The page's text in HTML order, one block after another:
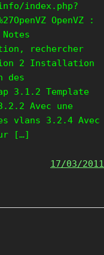
index.php?
OpenVZ :
rechercher
2 Installation
des
3.1.2 Template
Avec une
vlans 3.2.4 Avec
[…]
17/03/2011